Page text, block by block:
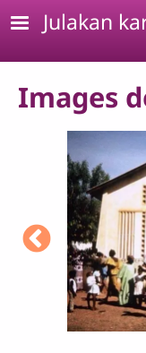
Aller au contenu
Julakan
Images